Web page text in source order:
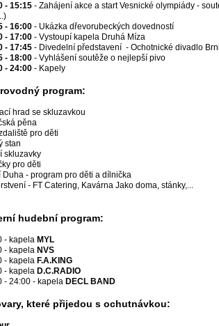
- 15:15 - Zahájení akce a start Vesnické olympiády -
- 16:00 - Ukázka dřevorubeckých dovedností
- 17:00 - Vystoupí kapela Druhá Míza
- 17:45 - Divedelní představení - Ochotnické divadlo
- 18:00 - Vyhlášení soutěže o nejlepší pivo
- 24:00 - Kapely
program:
hrad se skluzavkou
pěna
pro děti
stan
skluzavky
pro děti
Duha - program pro děti a dílnička
- FT Catering, Kavárna Jako doma, stánky,...
hudební program:
- kapela MYL
- kapela NVS
- kapela F.A.KING
- kapela D.C.RADIO
- 24:00 - kapela DECL BAND
které přijedou s ochutnávkou: